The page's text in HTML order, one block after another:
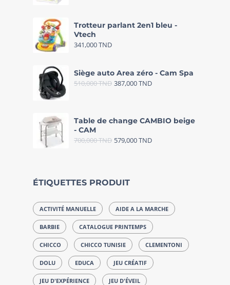
Trotteur parlant 2en1 bleu -
Vtech
341,000TND
Siège auto Area zéro - Cam Spa
510,000TND 387,000TND
Table de change CAMBIO beige
- CAM
700,000TND 579,000TND
ÉTIQUETTES PRODUIT
ACTIVITÉ MANUELLE AIDE A LA MARCHE
BARBIE CATALOGUE PRINTEMPS
CHICCO CHICCO TUNISIE CLEMENTONI
DOLU EDUCA JEU CRÉATIF
JEU D'EXPÉRIENCE JEU D'ÉVEIL